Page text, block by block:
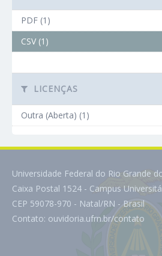
PDF (1)
CSV (1)
LICENÇAS
Outra (Aberta) (1)
Universidade Federal do Rio Grande
Caixa Postal 1524 - Campus
CEP 59078-970 - Natal/RN - Brasil
Contato: ouvidoria.ufrn.br/contato